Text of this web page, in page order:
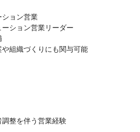
ション営業
ーション営業リーダー
や組織づくりにも関与可能
調整を伴う営業経験